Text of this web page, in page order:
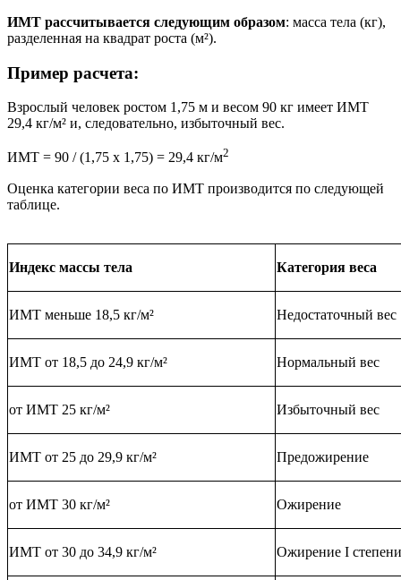
ИМТ рассчитывается следующим образом: масса тела (кг),
разделенная на квадрат роста (м²).
Пример расчета:
Взрослый человек ростом 1,75 м и весом 90 кг имеет ИМТ
29,4 кг/м² и, следовательно, избыточный вес.
ИМТ = 90 / (1,75 х 1,75) = 29,4 кг/м2
Оценка категории веса по ИМТ производится по следующей
таблице.
Индекс массы тела Категория веса
ИМТ меньше 18,5 кг/м² Недостаточный вес
ИМТ от 18,5 до 24,9 кг/м² Нормальный вес
от ИМТ 25 кг/м² Избыточный вес
ИМТ от 25 до 29,9 кг/м² Предожирение
от ИМТ 30 кг/м² Ожирение
ИМТ от 30 до 34,9 кг/м² Ожирение I степени